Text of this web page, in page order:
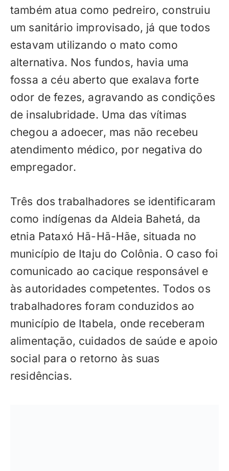
também atua como pedreiro, construiu
um sanitário improvisado, já que todos
estavam utilizando o mato como
alternativa. Nos fundos, havia uma
fossa a céu aberto que exalava forte
odor de fezes, agravando as condições
de insalubridade. Uma das vítimas
chegou a adoecer, mas não recebeu
atendimento médico, por negativa do
empregador.
Três dos trabalhadores se identificaram
como indígenas da Aldeia Bahetá, da
etnia Pataxó Hã-Hã-Hãe, situada no
município de Itaju do Colônia. O caso foi
comunicado ao cacique responsável e
às autoridades competentes. Todos os
trabalhadores foram conduzidos ao
município de Itabela, onde receberam
alimentação, cuidados de saúde e apoio
social para o retorno às suas
residências.